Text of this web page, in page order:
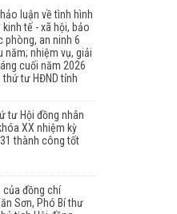
luận về tình hình
tế - xã hội, bảo
phòng, an ninh 6
năm; nhiệm vụ, giải
cuối năm 2026
thứ tư HĐND tỉnh
tư Hội đồng nhân
XX nhiệm kỳ
thành công tốt
của đồng chí
Sơn, Phó Bí thư